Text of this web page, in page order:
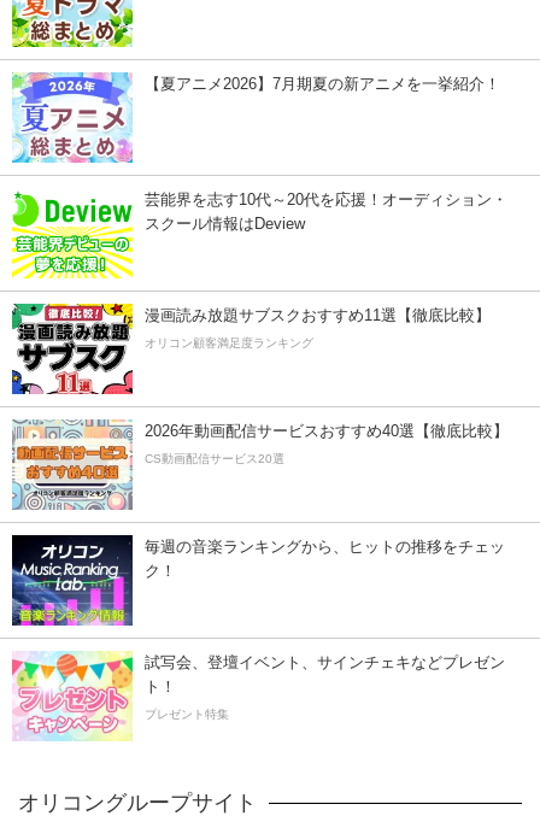
【夏アニメ2026】7月期夏の新アニメを一挙紹介！
芸能界を志す10代～20代を応援！オーディション・
スクール情報はDeview
漫画読み放題サブスクおすすめ11選【徹底比較】
オリコン顧客満足度ランキング
2026年動画配信サービスおすすめ40選【徹底比較】
CS動画配信サービス20選
毎週の音楽ランキングから、ヒットの推移をチェッ
ク！
試写会、登壇イベント、サインチェキなどプレゼン
ト！
プレゼント特集
オリコングループサイト